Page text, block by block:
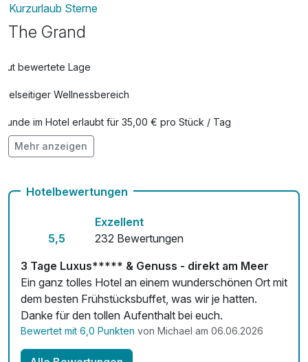
Kurzurlaub Sterne
The Grand
Gut bewertete Lage
Vielseitiger Wellnessbereich
Hunde im Hotel erlaubt für 35,00 € pro Stück / Tag
Auch vegetarische Speisen
Kostenloses W-LAN
Zimmerservice verfügbar
Mit Hotelbar
Mehr anzeigen
Hotelbewertungen
5,5
Exzellent
232 Bewertungen
3 Tage Luxus***** & Genuss - direkt am Meer
Ein ganz tolles Hotel an einem wunderschönen Ort mit
dem besten Frühstücksbuffet, was wir je hatten.
Danke für den tollen Aufenthalt bei euch.
Bewertet mit 6,0 Punkten von Michael am 06.06.2026